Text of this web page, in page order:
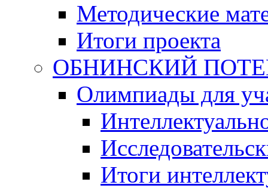
Методические
Итоги проекта
ОБНИНСКИЙ
Олимпиады для
Итоги